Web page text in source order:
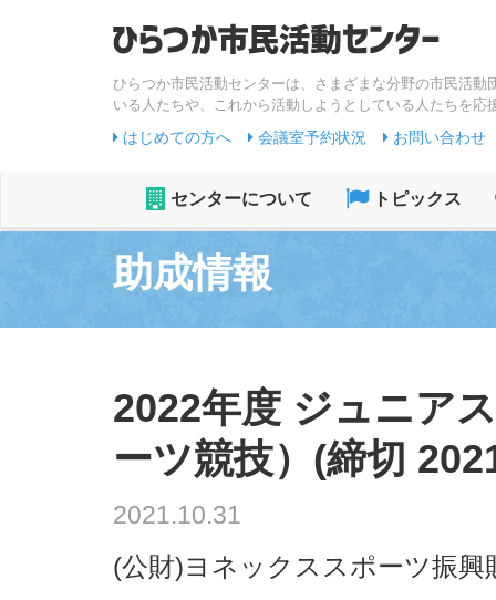
ひらつか市民活動センターは、さまざまな分野の市民活動
いる人たちや、これから活動しようとしている人たちを応
はじめての方へ 会議室予約状況 お問い合わせ
センターについて トピックス
助成情報
2022年度 ジュニア
ーツ競技）(締切
2021.10.31
(公財)ヨネックススポーツ振興